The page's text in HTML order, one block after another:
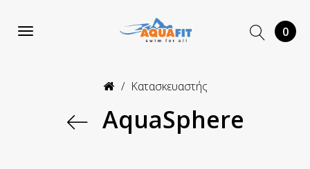
0
Κατασκευαστής
AquaSphere